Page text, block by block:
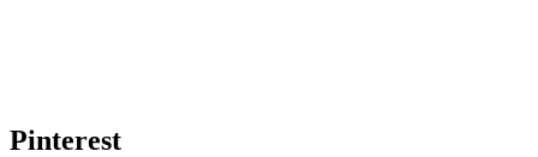
Pinterest